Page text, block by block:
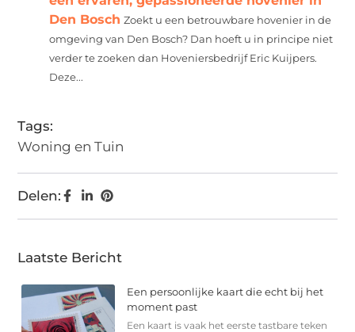
Den Bosch Zoekt u een betrouwbare hovenier in de
omgeving van Den Bosch? Dan hoeft u in principe niet
verder te zoeken dan Hoveniersbedrijf Eric Kuijpers.
Deze...
Tags:
Woning en Tuin
Delen:
Laatste Bericht
Een persoonlijke kaart die echt bij het
moment past
Een kaart is vaak het eerste tastbare teken